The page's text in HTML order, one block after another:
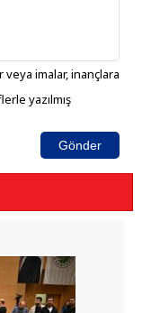
imalar, inançlara
yazılmış
Gönder